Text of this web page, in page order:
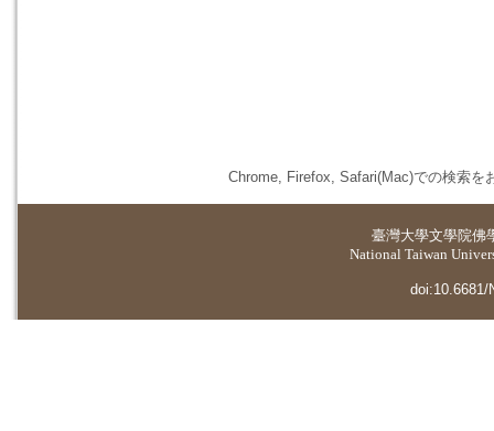
Chrome, Firefox, Safari(Mac)での検索を
臺灣大學文學院佛
National Taiwan
doi:10.6681/